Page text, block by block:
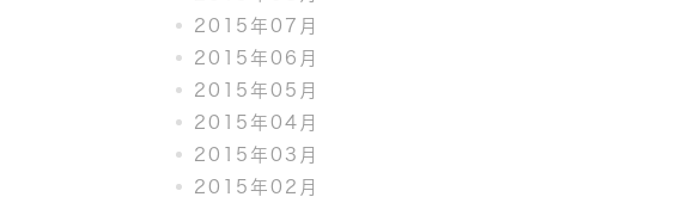
2015年07月
2015年06月
2015年05月
2015年04月
2015年03月
2015年02月